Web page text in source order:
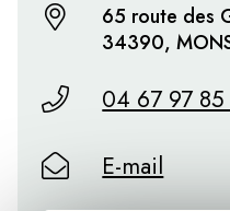
65 route des
34390,
04 67 97
E-mail